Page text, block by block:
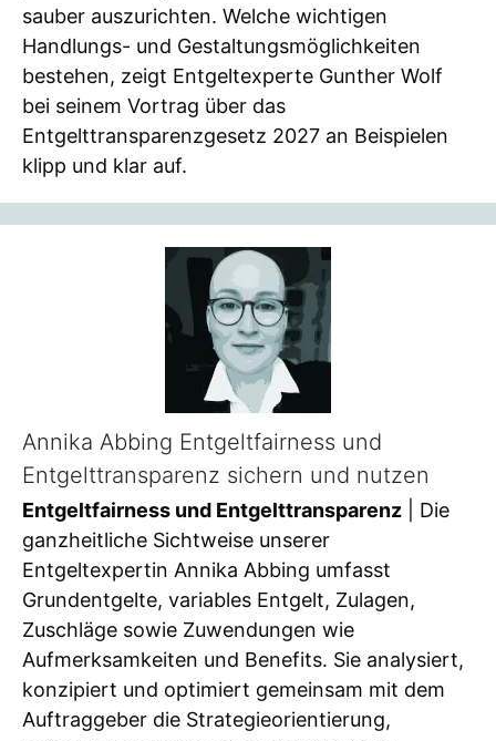
sauber auszurichten. Welche wichtigen
Handlungs- und Gestaltungsmöglichkeiten
bestehen, zeigt Entgeltexperte Gunther Wolf
bei seinem Vortrag über das
Entgelttransparenzgesetz 2027 an Beispielen
klipp und klar auf.
Annika Abbing Entgeltfairness und
Entgelttransparenz sichern und nutzen
Entgeltfairness und Entgelttransparenz | Die
ganzheitliche Sichtweise unserer
Entgeltexpertin Annika Abbing umfasst
Grundentgelte, variables Entgelt, Zulagen,
Zuschläge sowie Zuwendungen wie
Aufmerksamkeiten und Benefits. Sie analysiert,
konzipiert und optimiert gemeinsam mit dem
Auftraggeber die Strategieorientierung,